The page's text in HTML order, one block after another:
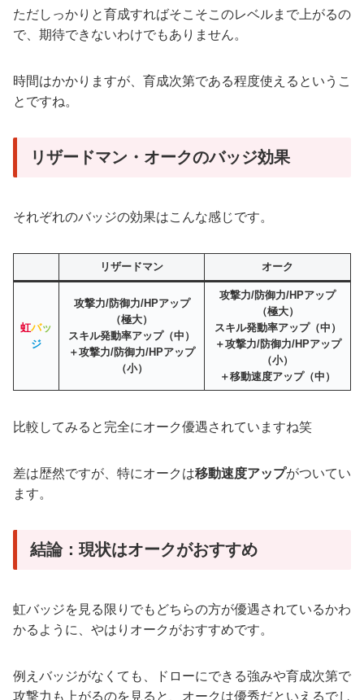
ただしっかりと育成すればそこそこのレベルまで上がるの
で、期待できないわけでもありません。
時間はかかりますが、育成次第である程度使えるというこ
とですね。
リザードマン・オークのバッジ効果
それぞれのバッジの効果はこんな感じです。
リザードマン オーク
虹バッ
ジ
攻撃力/防御力/HPアップ
（極大）
スキル発動率アップ（中）
＋攻撃力/防御力/HPアップ
（小）
攻撃力/防御力/HPアップ
（極大）
スキル発動率アップ（中）
＋攻撃力/防御力/HPアップ
（小）
＋移動速度アップ（中）
比較してみると完全にオーク優遇されていますね笑
差は歴然ですが、特にオークは移動速度アップがついてい
ます。
結論：現状はオークがおすすめ
虹バッジを見る限りでもどちらの方が優遇されているかわ
かるように、やはりオークがおすすめです。
例えバッジがなくても、ドローにできる強みや育成次第で
攻撃力も上がるのを見ると、オークは優秀だといえるでし